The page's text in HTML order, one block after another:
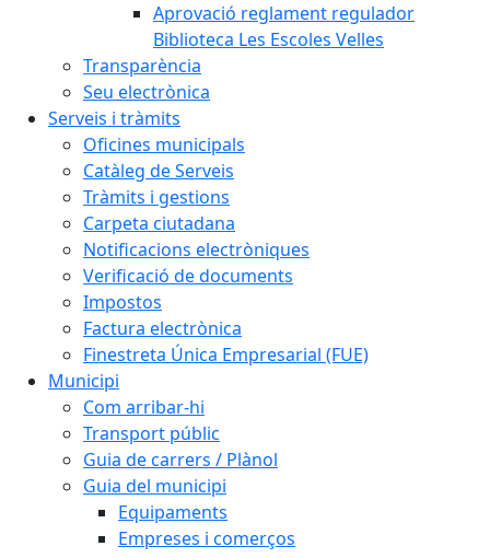
Aprovació reglament regulador
Biblioteca Les Escoles Velles
Transparència
Seu electrònica
Serveis i tràmits
Oficines municipals
Catàleg de Serveis
Tràmits i gestions
Carpeta ciutadana
Notificacions electròniques
Verificació de documents
Impostos
Factura electrònica
Finestreta Única Empresarial (FUE)
Municipi
Com arribar-hi
Transport públic
Guia de carrers / Plànol
Guia del municipi
Equipaments
Empreses i comerços